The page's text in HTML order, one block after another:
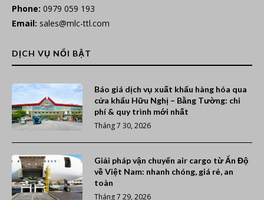
Phone: 0979 059 193
Email: sales@mlc-ttl.com
DỊCH VỤ NỔI BẬT
Báo giá dịch vụ xuất khẩu hàng hóa qua
cửa khẩu Hữu Nghị – Bằng Tường: chi
phí & quy trình mới nhất
Tháng 7 30, 2026
Giải pháp vận chuyển air cargo từ Ấn Độ
về Việt Nam: nhanh chóng, giá rẻ, an
toàn
Tháng 7 29, 2026